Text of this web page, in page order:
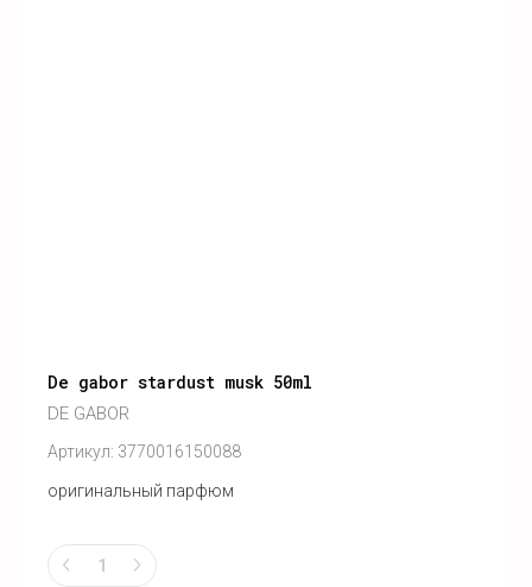
De gabor stardust musk 50ml
DE GABOR
Артикул: 3770016150088
оригинальный парфюм